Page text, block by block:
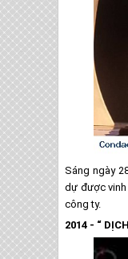
Sáng ngày
dự được vinh
công ty.
2014 - “